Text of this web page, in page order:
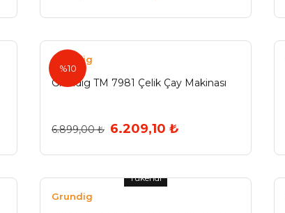
%10
Grundig
Grundıg TM 7981 Çelik Çay Makinası
6.899,00 ₺ 6.209,10 ₺
Tükendi
Grundig